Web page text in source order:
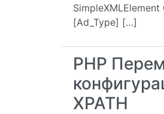
[Ad_Type] […]
PHP
XPATH